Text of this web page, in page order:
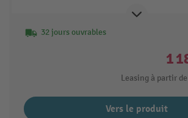
32 jours ouvrables
1
Leasing à partir de
Vers le produit